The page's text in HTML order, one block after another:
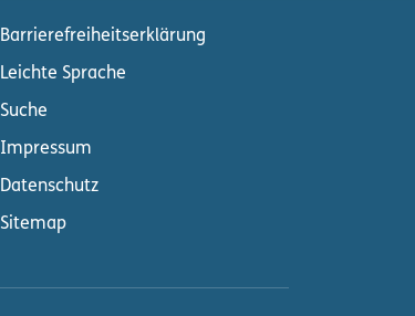
Barrierefreiheitserklärung
Leichte Sprache
Suche
Impressum
Datenschutz
Sitemap